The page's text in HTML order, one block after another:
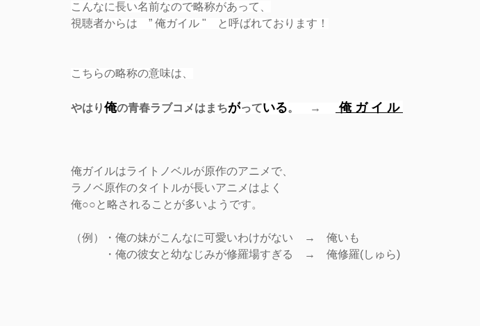
こんなに長い名前なので略称があって、
視聴者からは ” 俺ガイル " と呼ばれております ！
こちらの略称の意味は、
やはり俺の青春ラブコメはまちがっている。 → 俺 ガ イ ル
俺ガイルはライトノベルが原作のアニメで、
ラノベ原作のタイトルが長いアニメはよく
俺○○と略されることが多いようです。
（例）・俺の妹がこんなに可愛いわけがない → 俺いも
・俺の彼女と幼なじみが修羅場すぎる → 俺修羅(しゅら)